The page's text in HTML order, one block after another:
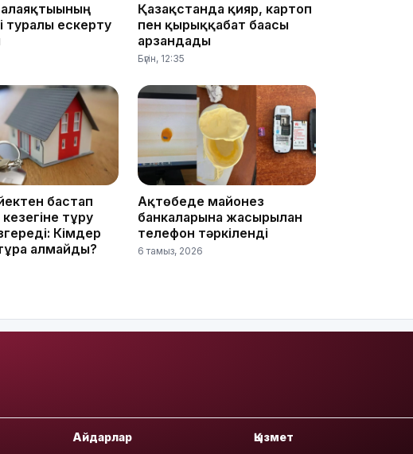
туралы ескерту
Қазақстанда қияр, картоп
пен қырыққабат бағасы
арзандады
Бүгін, 12:35
бастап
кезегіне тұру
Кімдер
алмайды?
Ақтөбеде майонез
банкаларына жасырылған
телефон тәркіленді
6 тамыз, 2026
Айдарлар Қызмет